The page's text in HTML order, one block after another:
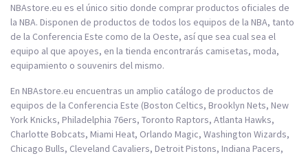
NBAstore.eu es el único sitio donde comprar productos oficiales de
la NBA. Disponen de productos de todos los equipos de la NBA, tanto
de la Conferencia Este como de la Oeste, así que sea cual sea el
equipo al que apoyes, en la tienda encontrarás camisetas, moda,
equipamiento o souvenirs del mismo.
En NBAstore.eu encuentras un amplio catálogo de productos de
equipos de la Conferencia Este (Boston Celtics, Brooklyn Nets, New
York Knicks, Philadelphia 76ers, Toronto Raptors, Atlanta Hawks,
Charlotte Bobcats, Miami Heat, Orlando Magic, Washington Wizards,
Chicago Bulls, Cleveland Cavaliers, Detroit Pistons, Indiana Pacers,